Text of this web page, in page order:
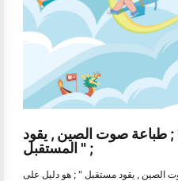
; طباعة صوت الصين , يقود
المستقبل " ;
الصين , يقود مستقبل " ; هو دليل على